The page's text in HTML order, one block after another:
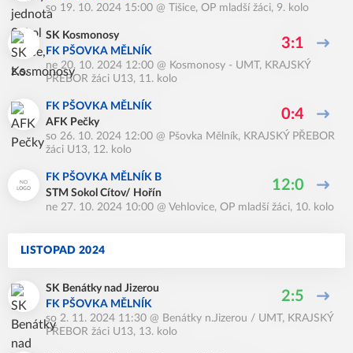
so 19. 10. 2024 15:00 @ Tišice, OP mladší žáci, 9. kolo
SK Kosmonosy
FK PŠOVKA MĚLNÍK
3:1
ne 20. 10. 2024 12:00 @ Kosmonosy - UMT , KRAJSKÝ
PŘEBOR žáci U13, 11. kolo
FK PŠOVKA MĚLNÍK
AFK Pečky
0:4
so 26. 10. 2024 12:00 @ Pšovka Mělník, KRAJSKÝ PŘEBOR
žáci U13, 12. kolo
FK PŠOVKA MĚLNÍK B
STM Sokol Cítov/ Hořín
12:0
ne 27. 10. 2024 10:00 @ Vehlovice, OP mladší žáci, 10. kolo
LISTOPAD 2024
SK Benátky nad Jizerou
FK PŠOVKA MĚLNÍK
2:5
so 2. 11. 2024 11:30 @ Benátky n.Jizerou / UMT , KRAJSKÝ
PŘEBOR žáci U13, 13. kolo